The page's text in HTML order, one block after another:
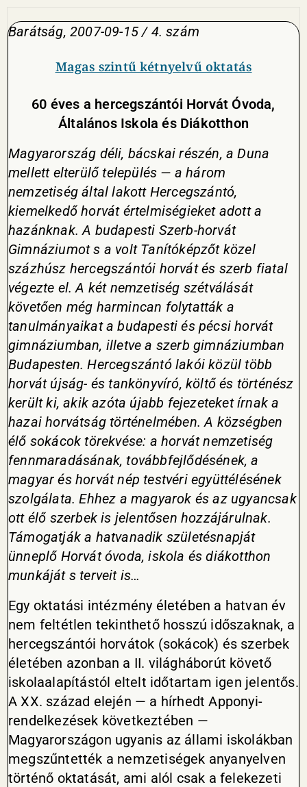
Barátság, 2007-09-15 / 4. szám
Magas szintű kétnyelvű oktatás
60 éves a hercegszántói Horvát Óvoda,
Általános Iskola és Diákotthon
Magyarország déli, bácskai részén, a Duna
mellett elterülő település — a három
nemzetiség által lakott Hercegszántó,
kiemelkedő horvát értelmiségieket adott a
hazánknak. A budapesti Szerb-horvát
Gimnáziumot s a volt Tanítóképzőt közel
százhúsz hercegszántói horvát és szerb fiatal
végezte el. A két nemzetiség szétválását
követően még harmincan folytatták a
tanulmányaikat a budapesti és pécsi horvát
gimnáziumban, illetve a szerb gimnáziumban
Budapesten. Hercegszántó lakói közül több
horvát újság- és tankönyvíró, költő és történész
került ki, akik azóta újabb fejezeteket írnak a
hazai horvátság történelmében. A községben
élő sokácok törekvése: a horvát nemzetiség
fennmaradásának, továbbfejlődésének, a
magyar és horvát nép testvéri együttélésének
szolgálata. Ehhez a magyarok és az ugyancsak
ott élő szerbek is jelentősen hozzájárulnak.
Támogatják a hatvanadik születésnapját
ünneplő Horvát óvoda, iskola és diákotthon
munkáját s terveit is…
Egy oktatási intézmény életében a hatvan év
nem feltétlen tekinthető hosszú időszaknak, a
hercegszántói horvátok (sokácok) és szerbek
életében azonban a II. világháborút követő
iskolaalapítástól eltelt időtartam igen jelentős.
A XX. század elején — a hírhedt Apponyi-
rendelkezések következtében —
Magyarországon ugyanis az állami iskolákban
megszűntették a nemzetiségek anyanyelven
történő oktatását, ami alól csak a felekezeti